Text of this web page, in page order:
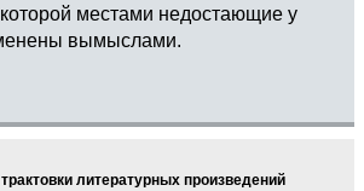
местами недостающие у
вымыслами.
литературных произведений